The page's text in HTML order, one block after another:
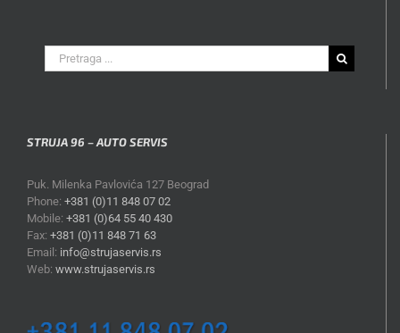
Search
for:
STRUJA 96 – AUTO SERVIS
Puk. Milenka Pavlovića 127 Beograd
Phone: +381 (0)11 848 07 02
Mobile: +381 (0)64 55 40 430
Fax: +381 (0)11 848 71 63
Email: info@strujaservis.rs
Web: www.strujaservis.rs